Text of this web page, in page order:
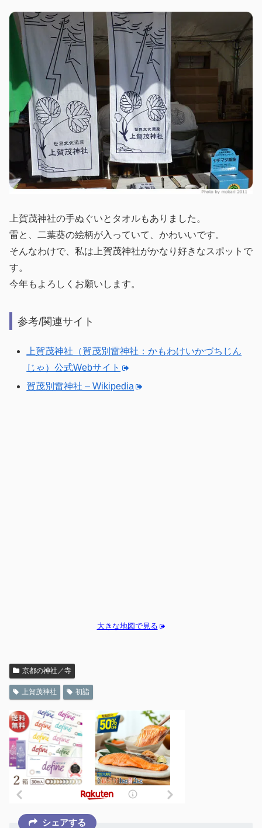
上賀茂神社の手ぬぐいとタオルもありました。
雷と、二葉葵の絵柄が入っていて、かわいいです。
そんなわけで、私は上賀茂神社がかなり好きなスポットで
す。
今年もよろしくお願いします。
参考/関連サイト
上賀茂神社（賀茂別雷神社：かもわけいかづちじん
じゃ）公式Webサイト
賀茂別雷神社 – Wikipedia
大きな地図で見る
京都の神社／寺
上賀茂神社 初詣
シェアする